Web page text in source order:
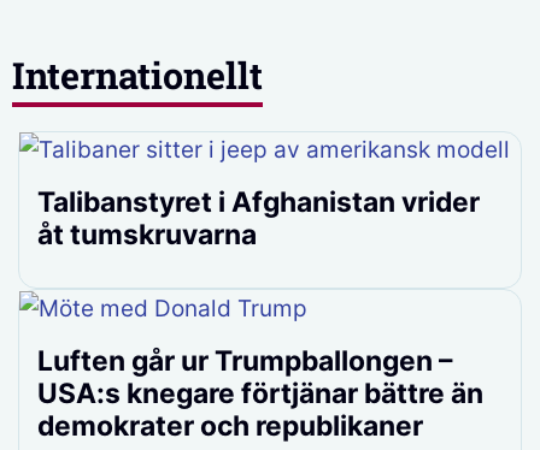
Internationellt
Talibanstyret i Afghanistan vrider
åt tumskruvarna
Luften går ur Trumpballongen –
USA:s knegare förtjänar bättre än
demokrater och republikaner